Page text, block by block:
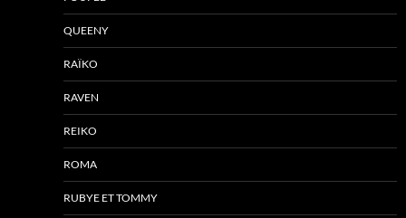
QUEENY
RAÏKO
RAVEN
REIKO
ROMA
RUBYE ET TOMMY